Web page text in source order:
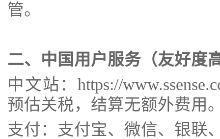
管。
二、中国用户服务（友好度
中文站：https://
预估关税，结算无额外费用
支付：支付宝、微信、银联